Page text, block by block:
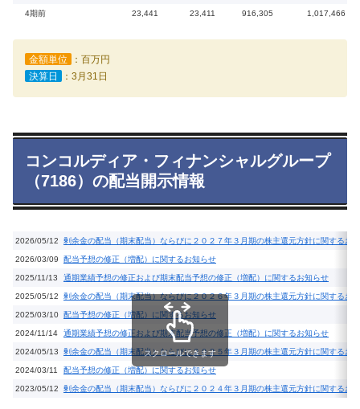
4期前 23,441 23,411 916,305 1,017,466
金額単位
：百万円
決算日
：3月31日
コンコルディア・フィナンシャルグループ
（7186）の配当開示情報
2026/05/12 剰余金の配当（期末配当）ならびに２０２７年３月期の株主還元方針に関するお
2026/03/09 配当予想の修正（増配）に関するお知らせ
2025/11/13 通期業績予想の修正および期末配当予想の修正（増配）に関するお知らせ
2025/05/12 剰余金の配当（期末配当）ならびに２０２６年３月期の株主還元方針に関するお
2025/03/10 配当予想の修正（増配）に関するお知らせ
2024/11/14 通期業績予想の修正および期末配当予想の修正（増配）に関するお知らせ
2024/05/13 剰余金の配当（期末配当）ならびに２０２５年３月期の株主還元方針に関するお
2024/03/11 配当予想の修正（増配）に関するお知らせ
2023/05/12 剰余金の配当（期末配当）ならびに２０２４年３月期の株主還元方針に関するお
スクロールできます